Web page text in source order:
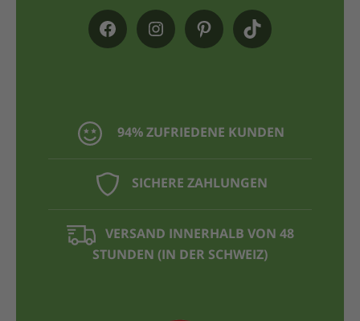
94% ZUFRIEDENE KUNDEN
SICHERE ZAHLUNGEN
VERSAND INNERHALB VON 48
STUNDEN (IN DER SCHWEIZ)